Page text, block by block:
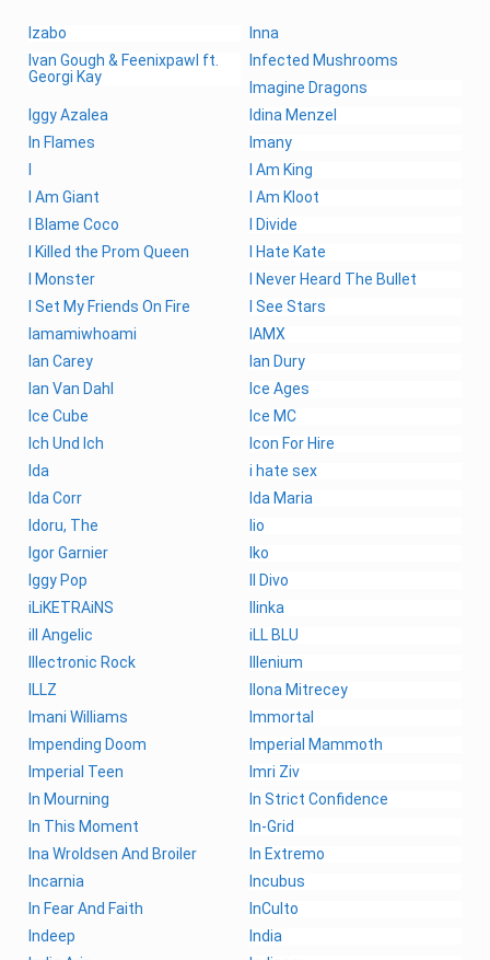
Izabo
Inna
Ivan Gough & Feenixpawl ft.
Georgi Kay
Infected Mushrooms
Imagine Dragons
Iggy Azalea
Idina Menzel
In Flames
Imany
I Am King
I Am Giant
I Am Kloot
I Blame Coco
I Divide
I Killed the Prom Queen
I Hate Kate
I Monster
I Never Heard The Bullet
I Set My Friends On Fire
I See Stars
Iamamiwhoami
IAMX
Ian Carey
Ian Dury
Ian Van Dahl
Ice Ages
Ice Cube
Ice MC
Ich Und Ich
Icon For Hire
Ida
i hate sex
Ida Corr
Ida Maria
Idoru, The
Iio
Igor Garnier
Iko
Iggy Pop
Il Divo
iLiKETRAiNS
Ilinka
ill Angelic
iLL BLU
Illectronic Rock
Illenium
ILLZ
Ilona Mitrecey
Imani Williams
Immortal
Impending Doom
Imperial Mammoth
Imperial Teen
Imri Ziv
In Mourning
In Strict Confidence
In This Moment
In-Grid
Ina Wroldsen And Broiler
In Extremo
Incarnia
Incubus
In Fear And Faith
InCulto
Indeep
India